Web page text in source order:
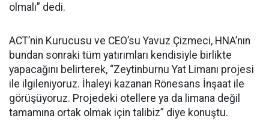
olmalı” dedi.
ACT’nin Kurucusu ve CEO’su Yavuz Çizmeci, HNA’nın
bundan sonraki tüm yatırımları kendisiyle birlikte
yapacağını belirterek, “Zeytinburnu Yat Limanı projesi
ile ilgileniyoruz. İhaleyi kazanan Rönesans İnşaat ile
görüşüyoruz. Projedeki otellere ya da limana değil
tamamına ortak olmak için talibiz” diye konuştu.